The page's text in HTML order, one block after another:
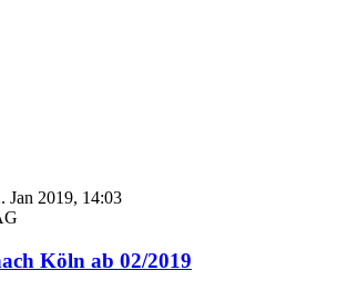
Jan 2019, 14:03
Köln ab 02/2019